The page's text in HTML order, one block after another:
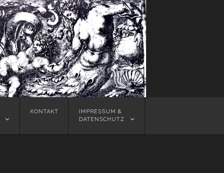
KONTAKT
IMPRESSUM &
DATENSCHUTZ